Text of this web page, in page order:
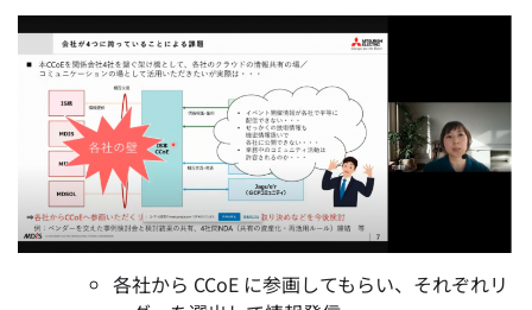
各社から CCoE に参画してもらい、それぞれリ